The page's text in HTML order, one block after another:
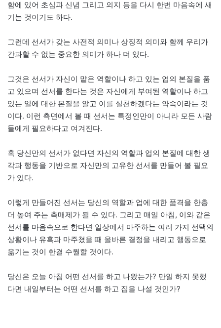
함에 있어 초심과 신념 그리고 의지 등을 다시 한번 마음속에 새
기는 것이기도 하다.
그런데 선서가 갖는 사전적 의미나 상징적 의미와 함께 우리가
간과할 수 없는 중요한 의미가 하나 더 있다.
그것은 선서가 자신이 맡은 역할이나 하고 있는 업의 본질을 품
고 있으며 선서를 한다는 것은 자신에게 부여된 역할이나 하고
있는 일에 대한 본질을 알고 이를 실천하겠다는 약속이라는 것
이다. 이런 측면에서 볼 때 선서는 특정인만이 아니라 모든 사람
들에게 필요하다고 여겨진다.
혹 당신만의 선서가 없다면 자신의 역할과 업의 본질에 대한 생
각과 행동을 기반으로 자신만의 고유한 선서를 만들어 볼 필요
가 있다.
이렇게 만들어진 선서는 당신의 역할과 업에 대한 품격을 한층
더 높여 주는 촉매제가 될 수 있다. 그리고 매일 아침, 이와 같은
선서를 마음속으로 한다면 일상에서 마주하는 여러 가지 선택의
상황이나 유혹과 마주쳤을 때 올바른 결정을 내리고 행동으로
옮기는 것이 한결 수월할 것이다.
당신은 오늘 아침 어떤 선서를 하고 나왔는가? 만일 하지 못했
다면 내일부터는 어떤 선서를 하고 집을 나설 것인가?